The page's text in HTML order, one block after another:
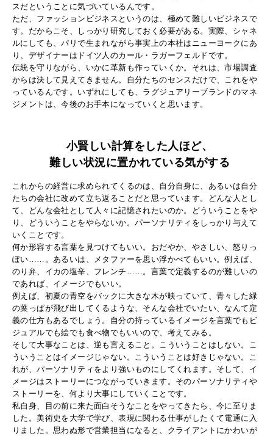
スだということに気づいているんです。
ただ、ファッションビジネスというのは、極めて難しいビジネスで
す。だからこそ、しっかり研究しておく必要がある。実際、シャネ
ルにしても、パリで生まれながら事実上の本社はニューヨークにあ
り、デザイナーはドイツ人のカール・ラガーフェルドです。
伝統を守りながら、いかに革新も作っていくか。それは、市場調査
からは決して見えてきません。自分たちのセンスだけで、これをや
っているんです。いずれにしても、ラグジュアリーブランドのマネ
ジメントは、今後のお手本になっていくと思います。
小賢しい計算をした人ほど、
難しい状況に置かれている気がする
これからの経営に求められてくるのは、自分自身に、あるいは自分
たちの会社に改めて立ち返ることだと思っています。どんな人とし
て、どんな会社として人々に記憶されたいのか。どういうことをや
り、どういうことをやらないか。パーソナリティをしっかり与えて
いくことです。
何か形容する言葉を見つけてもいい。おだやか、やさしい、怒りっ
ぽい……。あるいは、メタファーを思い浮かべてもいい。例えば、
のり弁、イカの塩辛、フレンチ……。言葉で定義するのが難しいの
であれば、イメージでもいい。
例えば、初夏の青空をバックに大きな木が映っていて、青々した緑
の葉っぱが飛び出してくるような、そんな会社でいたい、なんて定
義の仕方もあるでしょう。自分の持っているイメージを言葉でもビ
ジュアルでも絵でも食べ物でもいいので、考えてみる。
そして大事なことは、逆も言えること。こういうことはしない。こ
ういうことはイメージじゃない。こういうことは好きじゃない。こ
れが、パーソナリティをより強いものにしてくれます。そして、イ
メージはストーリーにつながっていきます。そのパーソナリティや
ストーリーを、何より大事にしていくことです。
私自身、目の前に来た面白そうなことをやってきたら、今に至りま
した。美術史を大学で学び、表現に関わる仕事がしたくて電通に入
りました。思わぬ形で営業担当になると、クライアントにかわいが